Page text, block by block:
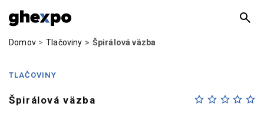
Domov Tlačoviny Špirálová väzba
TLAČOVINY
Špirálová väzba